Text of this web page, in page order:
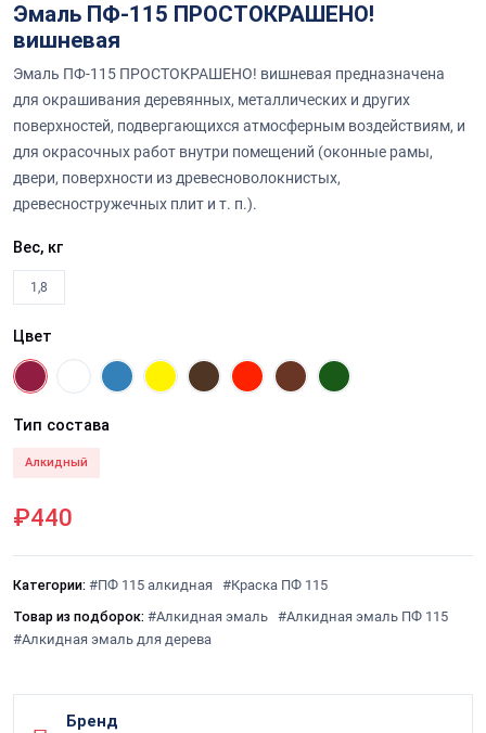
Эмаль ПФ-115 ПРОСТОКРАШЕНО!
вишневая
Эмаль ПФ-115 ПРОСТОКРАШЕНО! вишневая предназначена
для окрашивания деревянных, металлических и других
поверхностей, подвергающихся атмосферным воздействиям, и
для окрасочных работ внутри помещений (оконные рамы,
двери, поверхности из древесноволокнистых,
древесностружечных плит и т. п.).
Вес, кг
1,8
Цвет
Тип состава
Алкидный
₽440
Категории: #ПФ 115 алкидная #Краска ПФ 115
Товар из подборок: #Алкидная эмаль #Алкидная эмаль ПФ 115
#Алкидная эмаль для дерева
Бренд